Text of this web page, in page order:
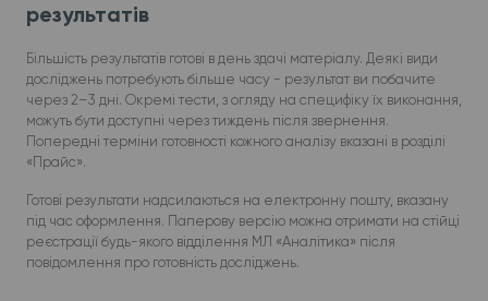
результатів
Більшість результатів готові в день здачі матеріалу. Деякі види
досліджень потребують більше часу - результат ви побачите
через 2–3 дні. Окремі тести, з огляду на специфіку їх виконання,
можуть бути доступні через тиждень після звернення.
Попередні терміни готовності кожного аналізу вказані в розділі
«Прайс».
Готові результати надсилаються на електронну пошту, вказану
під час оформлення. Паперову версію можна отримати на стійці
реєстрації будь-якого відділення МЛ «Аналітика» після
повідомлення про готовність досліджень.